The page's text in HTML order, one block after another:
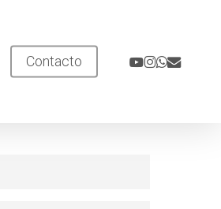
Contacto youtube
instagram
whatsapp
email